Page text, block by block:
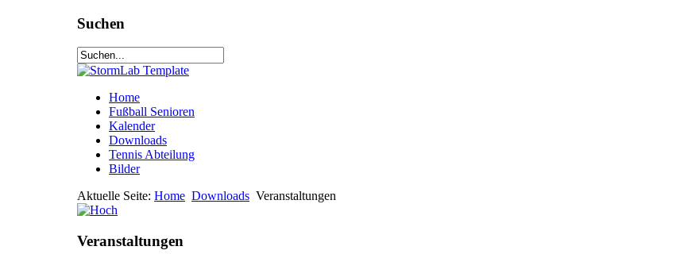
Suchen
Home
Fußball Senioren
Kalender
Downloads
Tennis Abteilung
Bilder
Aktuelle Seite: Home Downloads Veranstaltungen
Veranstaltungen